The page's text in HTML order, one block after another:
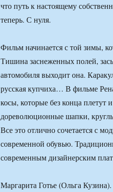
что путь к настоящему
теперь. С нуля.
Фильм начинается с той зимы,
Тишина заснеженных полей,
автомобиля выходит она.
русская купчиха… В фильме
косы, которые без конца плетут
дореволюционные шапки,
Все это отлично сочетается с
современной обувью.
современным дизайнерским
Маргарита Готье (Ольга